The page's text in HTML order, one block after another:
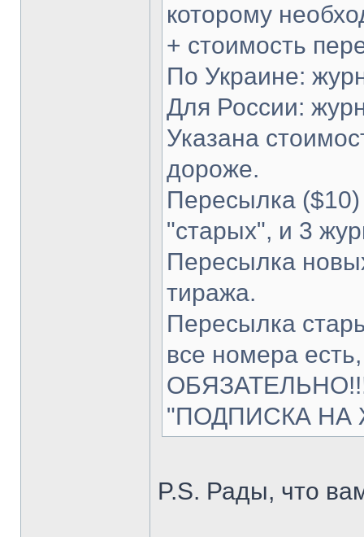
которому
+ стоимость
По Украине:
Для России:
Указана
дороже.
Пересылка ($10)
"старых", и 3
Пересылка
тиража.
Пересылка
все номера
ОБЯЗАТЕЛЬНО!!!
"ПОДПИСКА НА
P.S. Рады, что